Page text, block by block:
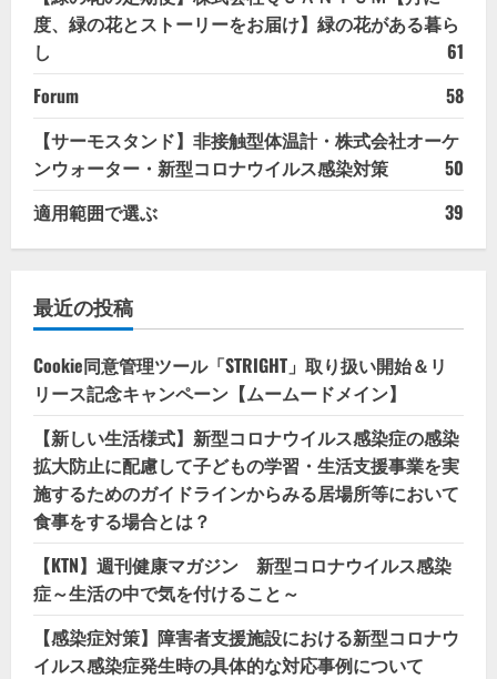
度、緑の花とストーリーをお届け】緑の花がある暮ら
し
61
Forum
58
【サーモスタンド】非接触型体温計・株式会社オーケ
ンウォーター・新型コロナウイルス感染対策
50
適用範囲で選ぶ
39
最近の投稿
Cookie同意管理ツール「STRIGHT」取り扱い開始＆リ
リース記念キャンペーン【ムームードメイン】
【新しい生活様式】新型コロナウイルス感染症の感染
拡大防止に配慮して子どもの学習・生活支援事業を実
施するためのガイドラインからみる居場所等において
食事をする場合とは？
【KTN】週刊健康マガジン 新型コロナウイルス感染
症～生活の中で気を付けること～
【感染症対策】障害者支援施設における新型コロナウ
イルス感染症発生時の具体的な対応事例について